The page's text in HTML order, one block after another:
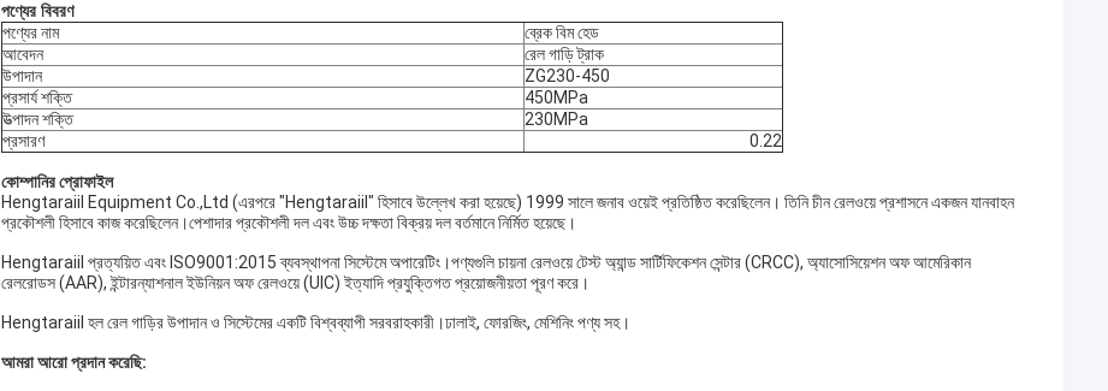
পণ্যের বিবরণ
পণ্যের নাম
ব্রেক বিম হেড
আবেদন
রেল গাড়ি ট্রাক
উপাদান
ZG230-450
প্রসার্য শক্তি
450MPa
উত্পাদন শক্তি
230MPa
প্রসারণ
0.22
কোম্পানির প্রোফাইল
Hengtaraiil Equipment Co.,Ltd (এরপরে "Hengtaraiil" হিসাবে উল্লেখ করা হয়েছে) 1999 সালে জনাব ওয়েই প্রতিষ্ঠিত করেছিলেন। তিনি চীন রেলওয়ে প্রশাসনে একজন যানবাহন
প্রকৌশলী হিসাবে কাজ করেছিলেন।পেশাদার প্রকৌশলী দল এবং উচ্চ দক্ষতা বিক্রয় দল বর্তমানে নির্মিত হয়েছে।
Hengtaraiil প্রত্যয়িত এবং ISO9001:2015 ব্যবস্থাপনা সিস্টেমে অপারেটিং।পণ্যগুলি চায়না রেলওয়ে টেস্ট অ্যান্ড সার্টিফিকেশন সেন্টার (CRCC), অ্যাসোসিয়েশন অফ আমেরিকান
রেলরোডস (AAR), ইন্টারন্যাশনাল ইউনিয়ন অফ রেলওয়ে (UIC) ইত্যাদি প্রযুক্তিগত প্রয়োজনীয়তা পূরণ করে।
Hengtaraiil হল রেল গাড়ির উপাদান ও সিস্টেমের একটি বিশ্বব্যাপী সরবরাহকারী।ঢালাই, ফোরজিং, মেশিনিং পণ্য সহ।
আমরা আরো প্রদান করেছি: